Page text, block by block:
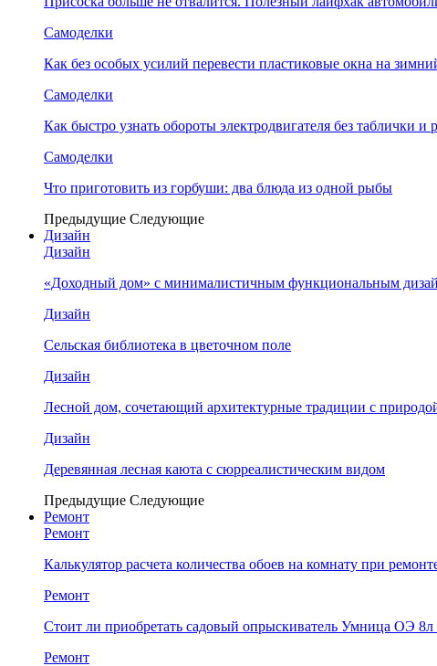
Самоделки
Как без особых усилий перевести пластиковые окна на
Самоделки
Как быстро узнать обороты электродвигателя без таблички и
Самоделки
Что приготовить из горбуши: два блюда из одной рыбы
Предыдущие Следующие
Дизайн
Дизайн
«Доходный дом» с минималистичным функциональным
Дизайн
Сельская библиотека в цветочном поле
Дизайн
Лесной дом, сочетающий архитектурные традиции с
Дизайн
Деревянная лесная каюта с сюрреалистическим видом
Предыдущие Следующие
Ремонт
Ремонт
Калькулятор расчета количества обоев на комнату при
Ремонт
Стоит ли приобретать садовый опрыскиватель Умница ОЭ
Ремонт